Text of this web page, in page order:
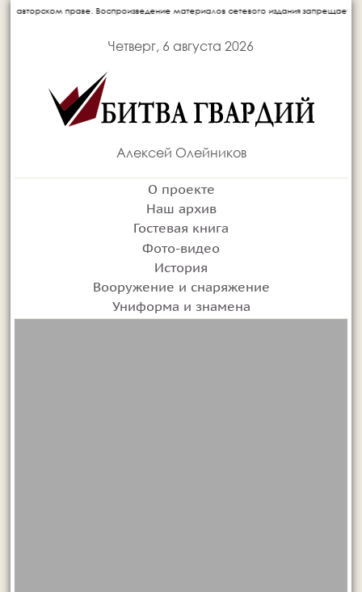
материалов сетевого издания запрещается без письменного
Четверг, 6 августа 2026
Алексей Олейников
О проекте
Наш архив
Гостевая книга
Фото-видео
История
Вооружение и снаряжение
Униформа и знамена